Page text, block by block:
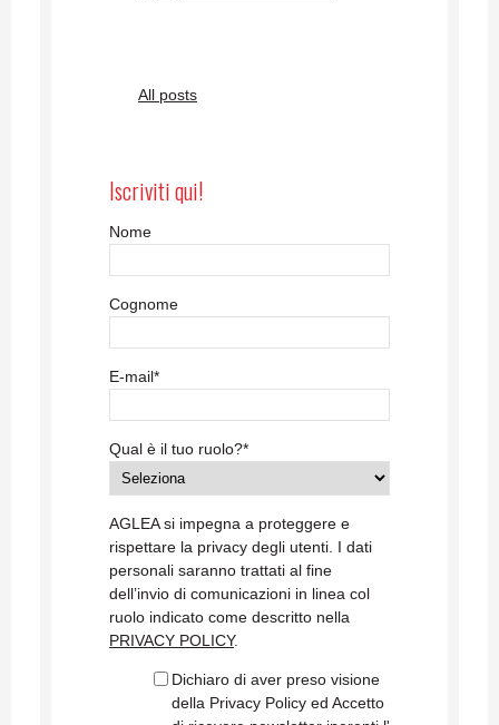
All posts
Iscriviti qui!
Nome
Cognome
E-mail*
Qual è il tuo ruolo?*
AGLEA si impegna a proteggere e
rispettare la privacy degli utenti. I dati
personali saranno trattati al fine
dell’invio di comunicazioni in linea col
ruolo indicato come descritto nella
PRIVACY POLICY.
Dichiaro di aver preso visione
della Privacy Policy ed Accetto